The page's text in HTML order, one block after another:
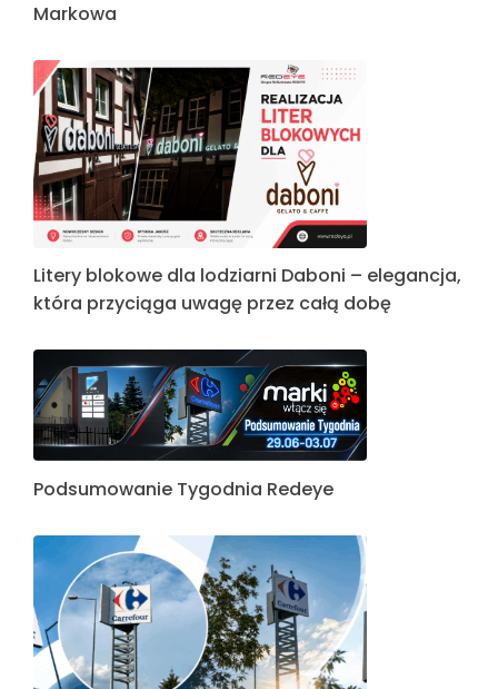
Markowa
Litery blokowe dla lodziarni Daboni – elegancja,
która przyciąga uwagę przez całą dobę
Podsumowanie Tygodnia Redeye